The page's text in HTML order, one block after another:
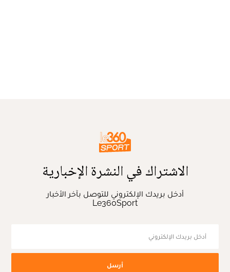
الاشتراك في النشرة الإخبارية
أدخل بريدك الإلكتروني للتوصل بآخر الأخبار
Le360Sport
أرسل